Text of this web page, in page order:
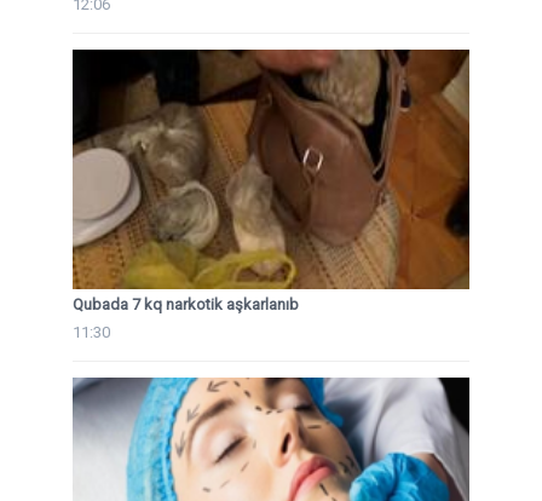
12:06
Qubada 7 kq narkotik aşkarlanıb
11:30